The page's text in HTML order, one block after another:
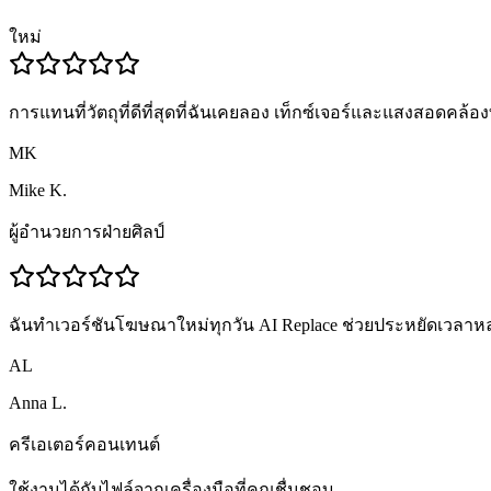
ใหม่
การแทนที่วัตถุที่ดีที่สุดที่ฉันเคยลอง เท็กซ์เจอร์และแสงสอดคล้อ
MK
Mike K.
ผู้อำนวยการฝ่ายศิลป์
ฉันทำเวอร์ชันโฆษณาใหม่ทุกวัน AI Replace ช่วยประหยัดเวลาห
AL
Anna L.
ครีเอเตอร์คอนเทนต์